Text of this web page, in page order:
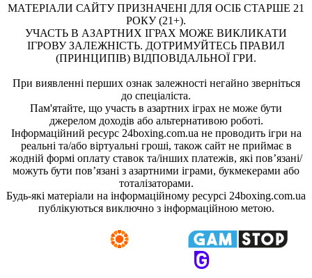
МАТЕРІАЛИ САЙТУ ПРИЗНАЧЕНІ ДЛЯ ОСІБ СТАРШЕ 21
РОКУ (21+).
УЧАСТЬ В АЗАРТНИХ ІГРАХ МОЖЕ ВИКЛИКАТИ
ІГРОВУ ЗАЛЕЖНІСТЬ. ДОТРИМУЙТЕСЬ ПРАВИЛ
(ПРИНЦИПІВ) ВІДПОВІДАЛЬНОЇ ГРИ.
При виявленні перших ознак залежності негайно зверніться
до спеціаліста.
Пам'ятайте, що участь в азартних іграх не може бути
джерелом доходів або альтернативою роботі.
Інформаційний ресурс 24boxing.com.ua не проводить ігри на
реальні та/або віртуальні гроші, також сайт не приймає в
жодній формі оплату ставок та/інших платежів, які пов’язані/
можуть бути пов’язані з азартними іграми, букмекерами або
тоталізаторами.
Будь-які матеріали на інформаційному ресурсі 24boxing.com.ua
публікуються виключно з інформаційною метою.